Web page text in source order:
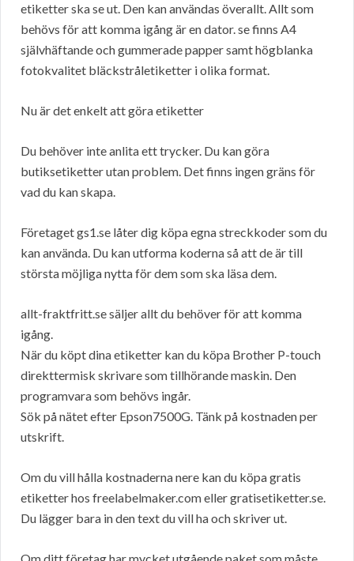
etiketter ska se ut. Den kan användas överallt. Allt som
behövs för att komma igång är en dator. se finns A4
självhäftande och gummerade papper samt högblanka
fotokvalitet bläckstråletiketter i olika format.
Nu är det enkelt att göra etiketter
Du behöver inte anlita ett trycker. Du kan göra
butiksetiketter utan problem. Det finns ingen gräns för
vad du kan skapa.
Företaget gs1.se låter dig köpa egna streckkoder som du
kan använda. Du kan utforma koderna så att de är till
största möjliga nytta för dem som ska läsa dem.
allt-fraktfritt.se säljer allt du behöver för att komma
igång.
När du köpt dina etiketter kan du köpa Brother P-touch
direkttermisk skrivare som tillhörande maskin. Den
programvara som behövs ingår.
Sök på nätet efter Epson7500G. Tänk på kostnaden per
utskrift.
Om du vill hålla kostnaderna nere kan du köpa gratis
etiketter hos freelabelmaker.com eller gratisetiketter.se.
Du lägger bara in den text du vill ha och skriver ut.